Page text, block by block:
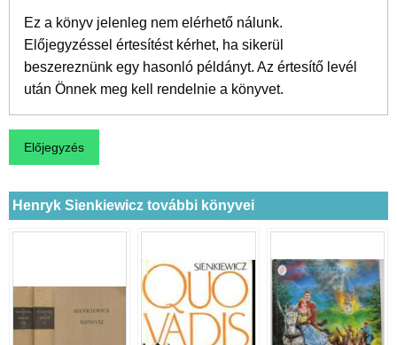
Ez a könyv jelenleg nem elérhető nálunk.
Előjegyzéssel értesítést kérhet, ha sikerül
beszereznünk egy hasonló példányt. Az értesítő levél
után Önnek meg kell rendelnie a könyvet.
Henryk Sienkiewicz további könyvei